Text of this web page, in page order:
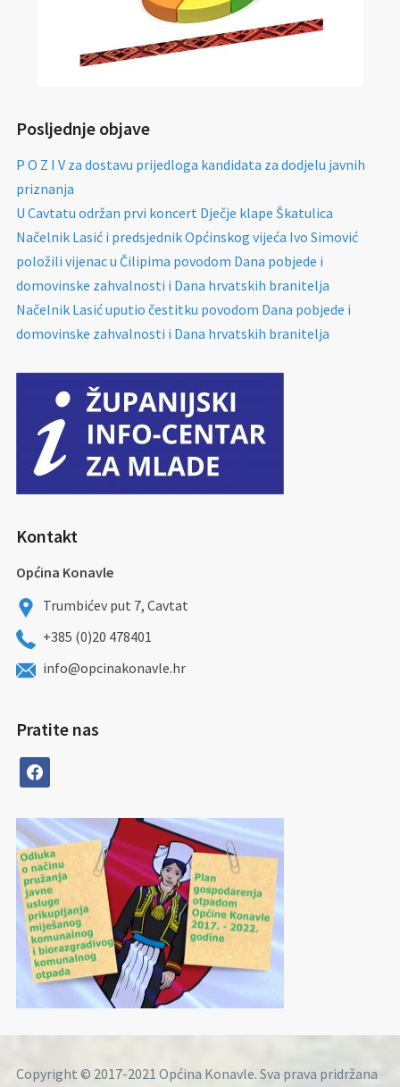
Posljednje objave
P O Z I V za dostavu prijedloga kandidata za dodjelu javnih
priznanja
U Cavtatu održan prvi koncert Dječje klape Škatulica
Načelnik Lasić i predsjednik Općinskog vijeća Ivo Simović
položili vijenac u Čilipima povodom Dana pobjede i
domovinske zahvalnosti i Dana hrvatskih branitelja
Načelnik Lasić uputio čestitku povodom Dana pobjede i
domovinske zahvalnosti i Dana hrvatskih branitelja
Kontakt
Općina Konavle
Trumbićev put 7, Cavtat
+385 (0)20 478401
info@opcinakonavle.hr
Pratite nas
facebook
Copyright © 2017-2021 Općina Konavle. Sva prava pridržana